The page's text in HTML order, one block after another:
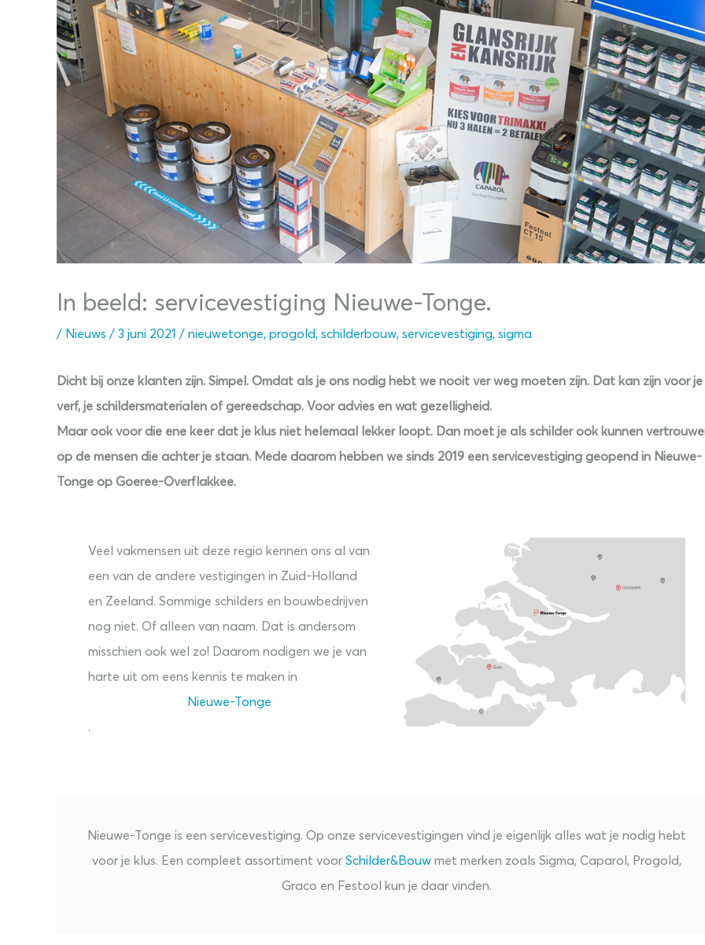
In beeld: servicevestiging Nieuwe-Tonge.
/ Nieuws / 3 juni 2021 / nieuwetonge, progold, schilderbouw, servicevestiging, sigma
Dicht bij onze klanten zijn. Simpel. Omdat als je ons nodig hebt we nooit ver weg moeten zijn. Dat kan zijn voor je
verf, je schildersmaterialen of gereedschap. Voor advies en wat gezelligheid.
Maar ook voor die ene keer dat je klus niet helemaal lekker loopt. Dan moet je als schilder ook kunnen
op de mensen die achter je staan. Mede daarom hebben we sinds 2019 een servicevestiging geopend in Nieuwe-
Tonge op Goeree-Overflakkee.
Veel vakmensen uit deze regio kennen ons al van
een van de andere vestigingen in Zuid-Holland
en Zeeland. Sommige schilders en bouwbedrijven
nog niet. Of alleen van naam. Dat is andersom
misschien ook wel zo! Daarom nodigen we je van
harte uit om eens kennis te maken in
Nieuwe-Tonge
.
Nieuwe-Tonge is een servicevestiging. Op onze servicevestigingen vind je eigenlijk alles wat je nodig hebt
voor je klus. Een compleet assortiment voor Schilder&Bouw met merken zoals Sigma, Caparol, Progold,
Graco en Festool kun je daar vinden.